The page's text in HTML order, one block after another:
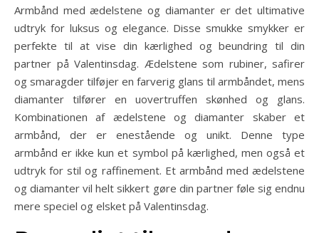
Armbånd med ædelstene og diamanter er det ultimative
udtryk for luksus og elegance. Disse smukke smykker er
perfekte til at vise din kærlighed og beundring til din
partner på Valentinsdag. Ædelstene som rubiner, safirer
og smaragder tilføjer en farverig glans til armbåndet, mens
diamanter tilfører en uovertruffen skønhed og glans.
Kombinationen af ædelstene og diamanter skaber et
armbånd, der er enestående og unikt. Denne type
armbånd er ikke kun et symbol på kærlighed, men også et
udtryk for stil og raffinement. Et armbånd med ædelstene
og diamanter vil helt sikkert gøre din partner føle sig endnu
mere speciel og elsket på Valentinsdag.